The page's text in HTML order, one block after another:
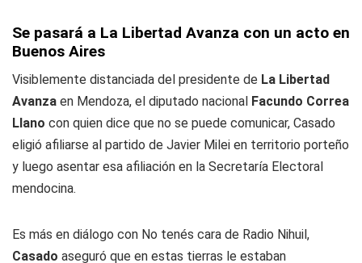
Se pasará a La Libertad Avanza con un acto en
Buenos Aires
Visiblemente distanciada del presidente de La Libertad
Avanza en Mendoza, el diputado nacional Facundo Correa
Llano con quien dice que no se puede comunicar, Casado
eligió afiliarse al partido de Javier Milei en territorio porteño
y luego asentar esa afiliación en la Secretaría Electoral
mendocina.
Es más en diálogo con No tenés cara de Radio Nihuil,
Casado aseguró que en estas tierras le estaban